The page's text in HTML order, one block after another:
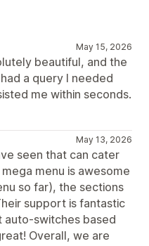
May 15, 2026
beautiful, and the
a query I needed
me within seconds.
May 13, 2026
seen that can cater
menu is awesome
so far), the sections
support is fantastic
auto-switches based
Overall, we are